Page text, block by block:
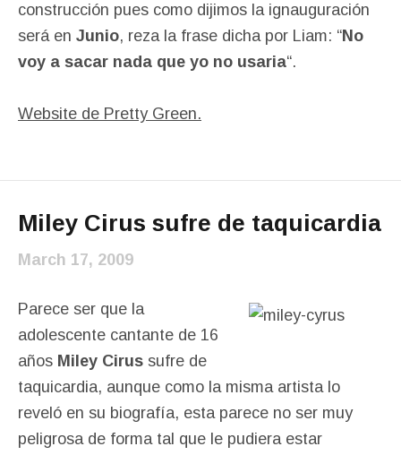
construcción pues como dijimos la ignauguración
será en Junio, reza la frase dicha por Liam: “No
voy a sacar nada que yo no usaria“.
Website de Pretty Green.
Miley Cirus sufre de taquicardia
March 17, 2009
Parece ser que la
adolescente cantante de 16
años Miley Cirus sufre de
taquicardia, aunque como la misma artista lo
reveló en su biografía, esta parece no ser muy
peligrosa de forma tal que le pudiera estar